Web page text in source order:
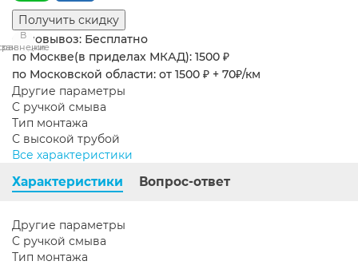
Получить скидку
В
закладки
В
Самовывоз: Бесплатно
по Москве(в приделах МКАД): 1500 ₽
по Московской области: от 1500 ₽ + 70₽/км
Другие параметры
C ручкой смыва
Тип монтажа
С высокой трубой
Все характеристики
Характеристики Вопрос-ответ
Другие параметры
C ручкой смыва
Тип монтажа